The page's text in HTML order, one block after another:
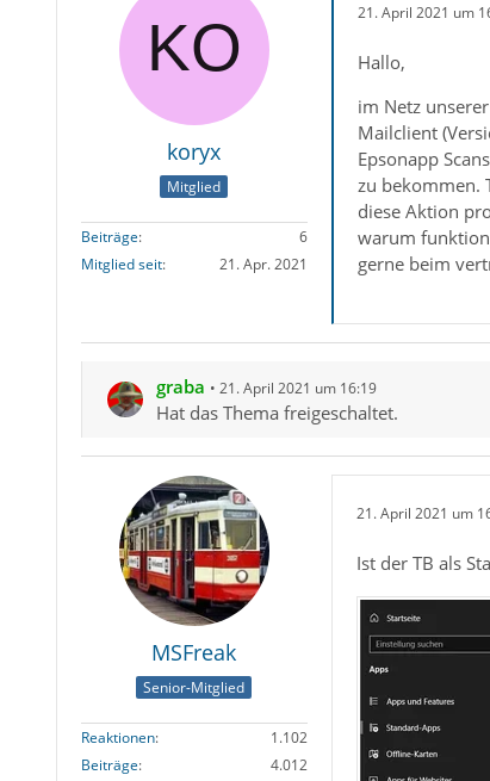
koryx
Mitglied
Beiträge
6
Mitglied seit
21. Apr. 2021
21. April 2021 um
Hallo,
im Netz
Mailclient
Epsonapp
zu bekommen.
diese Aktion
warum
gerne beim
graba 21. April 2021 um 16:19
Hat das Thema freigeschaltet.
MSFreak
Senior-Mitglied
Reaktionen
1.102
Beiträge
4.012
21. April 2021 um
Ist der TB als